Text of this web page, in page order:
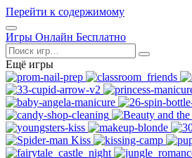
Перейти к содержимому
Открыть
меню
Игры Онлайн Бесплатно
Поиск
Ещё игры